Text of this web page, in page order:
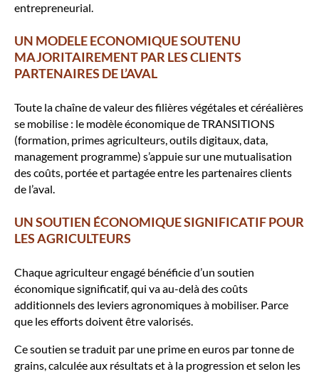
entrepreneurial.
UN MODELE ECONOMIQUE SOUTENU
MAJORITAIREMENT PAR LES CLIENTS
PARTENAIRES DE L’AVAL
Toute la chaîne de valeur des filières végétales et céréalières
se mobilise : le modèle économique de TRANSITIONS
(formation, primes agriculteurs, outils digitaux, data,
management programme) s’appuie sur une mutualisation
des coûts, portée et partagée entre les partenaires clients
de l’aval.
UN SOUTIEN ÉCONOMIQUE SIGNIFICATIF POUR
LES AGRICULTEURS
Chaque agriculteur engagé bénéficie d’un soutien
économique significatif, qui va au-delà des coûts
additionnels des leviers agronomiques à mobiliser. Parce
que les efforts doivent être valorisés.
Ce soutien se traduit par une prime en euros par tonne de
grains, calculée aux résultats et à la progression et selon les